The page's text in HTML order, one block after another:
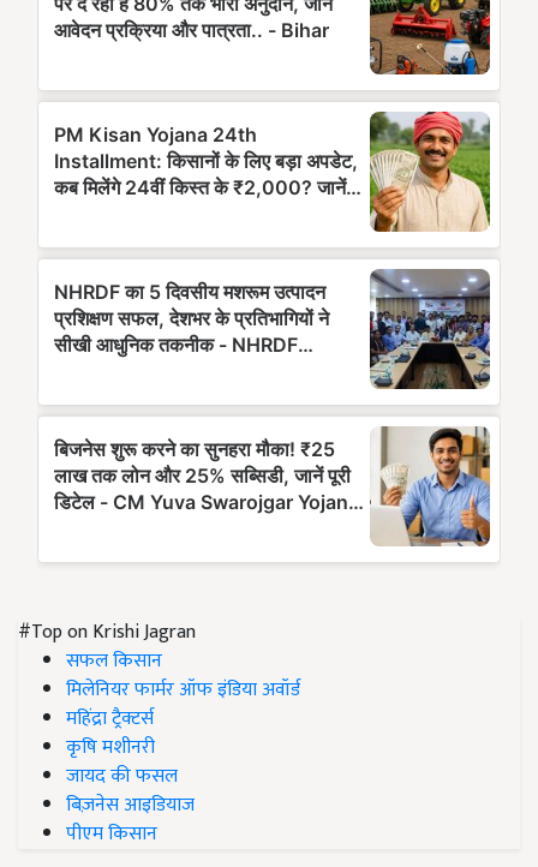
#Top on Krishi Jagran
सफल किसान
मिलेनियर फार्मर ऑफ इंडिया अवॉर्ड
महिंद्रा ट्रैक्टर्स
कृषि मशीनरी
जायद की फसल
बिज़नेस आइडियाज
पीएम किसान